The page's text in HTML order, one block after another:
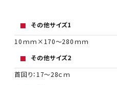
その他サイズ1
10ｍｍ×170～280ｍｍ
その他サイズ2
首回り：17～28ｃｍ